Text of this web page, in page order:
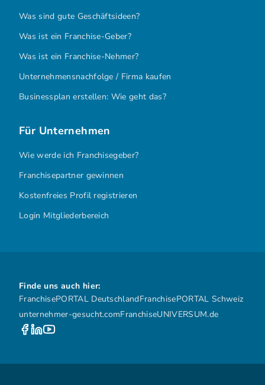
Was sind gute Geschäftsideen?
Was ist ein Franchise-Geber?
Was ist ein Franchise-Nehmer?
Unternehmensnachfolge / Firma kaufen
Businessplan erstellen: Wie geht das?
Für Unternehmen
Wie werde ich Franchisegeber?
Franchisepartner gewinnen
Kostenfreies Profil registrieren
Login Mitgliederbereich
Finde uns auch hier:
FranchisePORTAL DeutschlandFranchisePORTAL Schweiz
unternehmer-gesucht.comFranchiseUNIVERSUM.de